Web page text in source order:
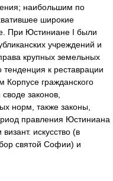
наибольшим по
широкие
При Юстиниане I были
учреждений и
крупных земельных
тенденция к реставрации
гражданского
законов,
норм, также законы,
правления Юстиниана
искусство (в
святой Софии) и